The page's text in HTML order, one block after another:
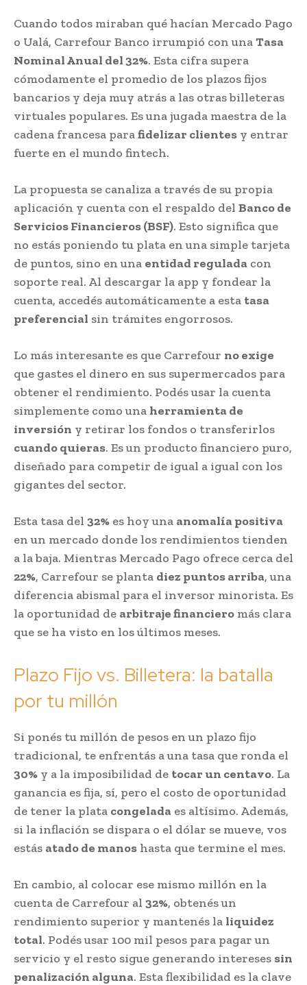
Cuando todos miraban qué hacían Mercado Pago
o Ualá, Carrefour Banco irrumpió con unaTasa
Nominal Anual del 32%. Esta cifra supera
cómodamente el promedio de los plazos fijos
bancarios y deja muy atrás a las otras billeteras
virtuales populares. Es una jugada maestra de la
cadena francesa parafidelizar clientes y entrar
fuerte en el mundo fintech.
La propuesta se canaliza a través de su propia
aplicación y cuenta con el respaldo del Banco de
Servicios Financieros (BSF). Esto significa que
no estás poniendo tu plata en una simple tarjeta
de puntos, sino en una entidad regulada con
soporte real. Al descargar la app y fondear la
cuenta, accedés automáticamente a esta tasa
preferencial sin trámites engorrosos.
Lo más interesante es que Carrefour no exige
que gastes el dinero en sus supermercados para
obtener el rendimiento. Podés usar la cuenta
simplemente como una herramienta de
inversión y retirar los fondos o transferirlos
cuando quieras. Es un producto financiero puro,
diseñado para competir de igual a igual con los
gigantes del sector.
Esta tasa del 32% es hoy una anomalía positiva
en un mercado donde los rendimientos tienden
a la baja. Mientras Mercado Pago ofrece cerca del
22%, Carrefour se planta diez puntos arriba, una
diferencia abismal para el inversor minorista. Es
la oportunidad de arbitraje financiero más clara
que se ha visto en los últimos meses.
Plazo Fijo vs. Billetera: la batalla
por tu millón
Si ponés tu millón de pesos en un plazo fijo
tradicional, te enfrentás a una tasa que ronda el
30% y a la imposibilidad de tocar un centavo. La
ganancia es fija, sí, pero el costo de oportunidad
de tener la plata congelada es altísimo. Además,
si la inflación se dispara o el dólar se mueve, vos
estás atado de manos hasta que termine el mes.
En cambio, al colocar ese mismo millón en la
cuenta de Carrefour al 32%, obtenés un
rendimiento superior y mantenés la liquidez
total. Podés usar 100 mil pesos para pagar un
servicio y el resto sigue generando intereses sin
penalización alguna. Esta flexibilidad es la clave